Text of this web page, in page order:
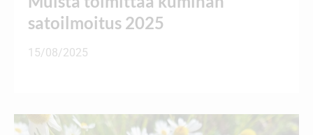
satoilmoitus 2025
15/08/2025